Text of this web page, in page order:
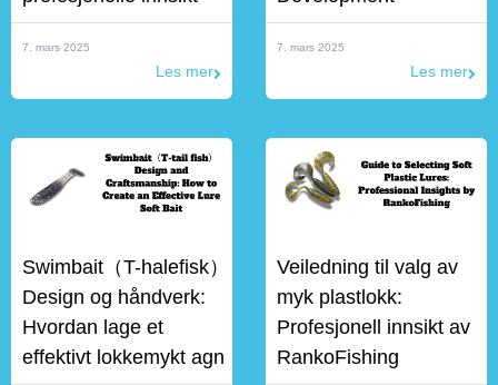
7. mars 2025
Les mer
7. mars 2025
Les mer
Swimbait（T-halefisk）
Design og håndverk:
Hvordan lage et
effektivt lokkemykt agn
Veiledning til valg av
myk plastlokk:
Profesjonell innsikt av
RankoFishing